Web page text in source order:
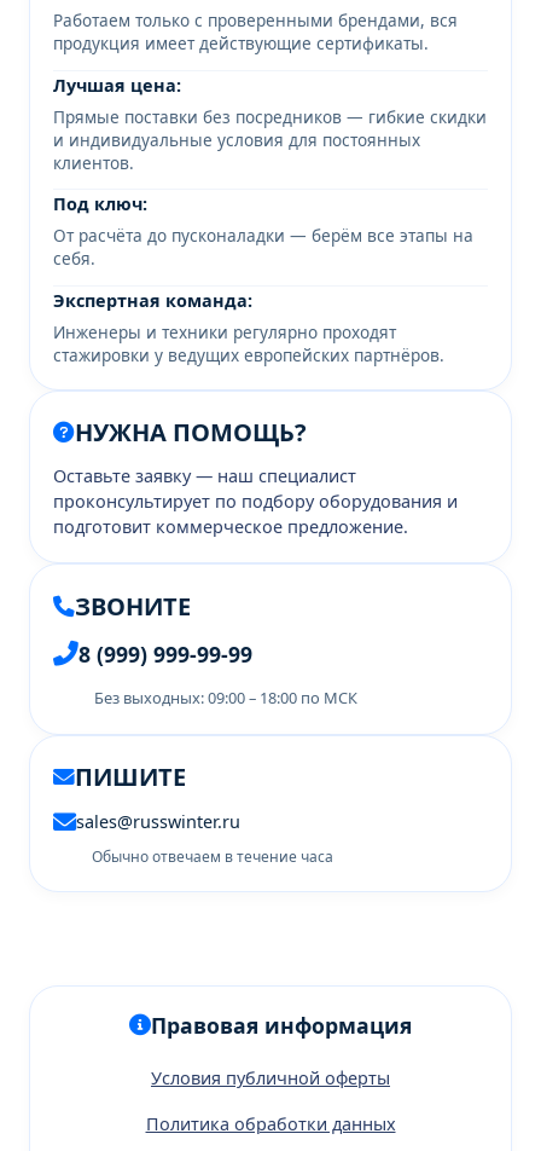
Работаем только с проверенными брендами, вся
продукция имеет действующие сертификаты.
Лучшая цена:
Прямые поставки без посредников — гибкие скидки
и индивидуальные условия для постоянных
клиентов.
Под ключ:
От расчёта до пусконаладки — берём все этапы на
себя.
Экспертная команда:
Инженеры и техники регулярно проходят
стажировки у ведущих европейских партнёров.
НУЖНА ПОМОЩЬ?
Оставьте заявку — наш специалист
проконсультирует по подбору оборудования и
подготовит коммерческое предложение.
ЗВОНИТЕ
8 (999) 999-99-99
Без выходных: 09:00 – 18:00 по МСК
ПИШИТЕ
sales@russwinter.ru
Обычно отвечаем в течение часа
Правовая информация
Условия публичной оферты
Политика обработки данных